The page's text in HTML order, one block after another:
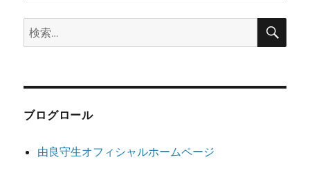
検
索:
検
ブログロール
由良守生オフィシャルホームページ